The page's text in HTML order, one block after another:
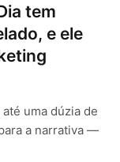
tem
e ele
uma dúzia de
a narrativa —